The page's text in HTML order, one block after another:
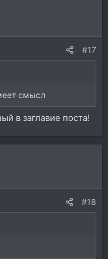
#17
смысл
в заглавие поста!
#18